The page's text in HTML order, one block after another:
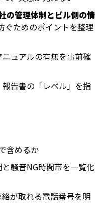
の管理体制とビル側の情
ぐためのポイントを整理
ュアルの有無を事前確
告書の「レベル」を指
含めるか
騒音NG時間帯を一覧化
が取れる電話番号を明